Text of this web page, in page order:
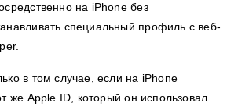
на iPhone без
специальный профиль с веб-
в том случае, если на iPhone
же Apple ID, который он использовал